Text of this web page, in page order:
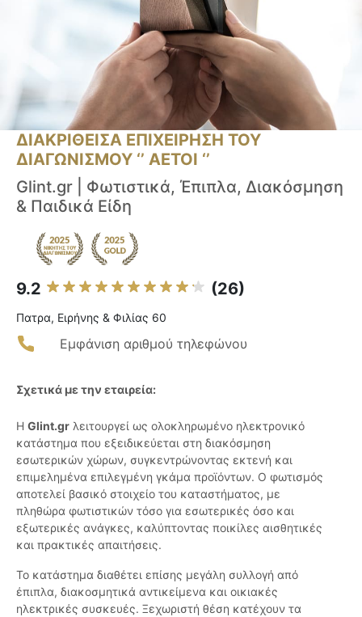
ΔΙΑΚΡΙΘΕΙΣΑ ΕΠΙΧΕΙΡΗΣΗ ΤΟΥ
ΔΙΑΓΩΝΙΣΜΟΥ ‘’ ΑΕΤΟΙ ‘’
Glint.gr | Φωτιστικά, Έπιπλα, Διακόσμηση
& Παιδικά Είδη
9.2 (26)
Πατρα, Ειρήνης & Φιλίας 60
Εμφάνιση αριθμού τηλεφώνου
Σχετικά με την εταιρεία:
Η Glint.gr λειτουργεί ως ολοκληρωμένο ηλεκτρονικό
κατάστημα που εξειδικεύεται στη διακόσμηση
εσωτερικών χώρων, συγκεντρώνοντας εκτενή και
επιμελημένα επιλεγμένη γκάμα προϊόντων. Ο φωτισμός
αποτελεί βασικό στοιχείο του καταστήματος, με
πληθώρα φωτιστικών τόσο για εσωτερικές όσο και
εξωτερικές ανάγκες, καλύπτοντας ποικίλες αισθητικές
και πρακτικές απαιτήσεις.
Το κατάστημα διαθέτει επίσης μεγάλη συλλογή από
έπιπλα, διακοσμητικά αντικείμενα και οικιακές
ηλεκτρικές συσκευές. Ξεχωριστή θέση κατέχουν τα